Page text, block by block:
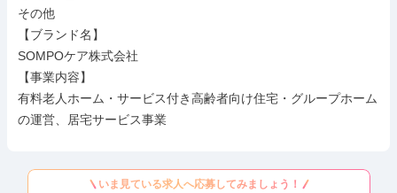
その他
【ブランド名】
SOMPOケア株式会社
【事業内容】
有料老人ホーム・サービス付き高齢者向け住宅・グループホーム
の運営、居宅サービス事業
いま見ている求人へ応募してみましょう！